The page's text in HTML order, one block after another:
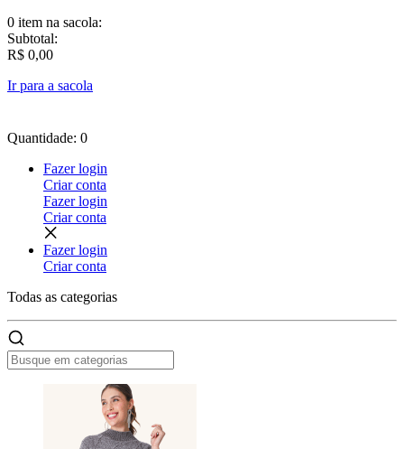
0 item na sacola:
Subtotal:
R$ 0,00
Ir para a sacola
Quantidade: 0
Fazer login
Criar conta
Fazer login
Criar conta
Fazer login
Criar conta
Todas as categorias